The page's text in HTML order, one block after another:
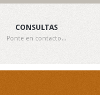
CONSULTAS
Ponte en contacto...